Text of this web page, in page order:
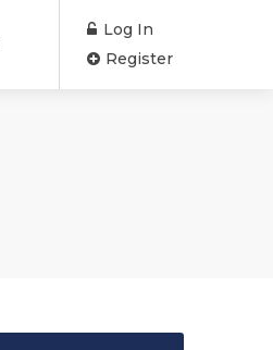
Log In
Register